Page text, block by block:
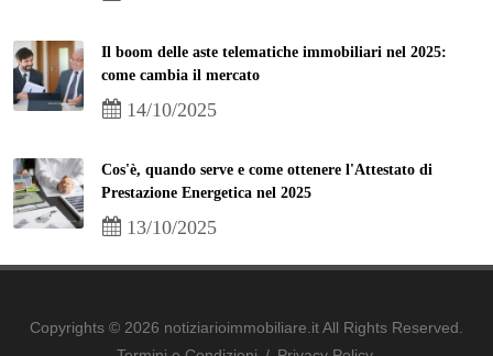
Il boom delle aste telematiche immobiliari nel 2025:
come cambia il mercato
14/10/2025
Cos'è, quando serve e come ottenere l'Attestato di
Prestazione Energetica nel 2025
13/10/2025
Copyrights © 2026 notiziarioimmobiliare.it All Rights Reserved.